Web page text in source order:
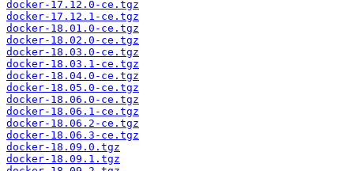
docker-17.12.0-ce.tgz
docker-17.12.1-ce.tgz
docker-18.01.0-ce.tgz
docker-18.02.0-ce.tgz
docker-18.03.0-ce.tgz
docker-18.03.1-ce.tgz
docker-18.04.0-ce.tgz
docker-18.05.0-ce.tgz
docker-18.06.0-ce.tgz
docker-18.06.1-ce.tgz
docker-18.06.2-ce.tgz
docker-18.06.3-ce.tgz
docker-18.09.0.tgz
docker-18.09.1.tgz